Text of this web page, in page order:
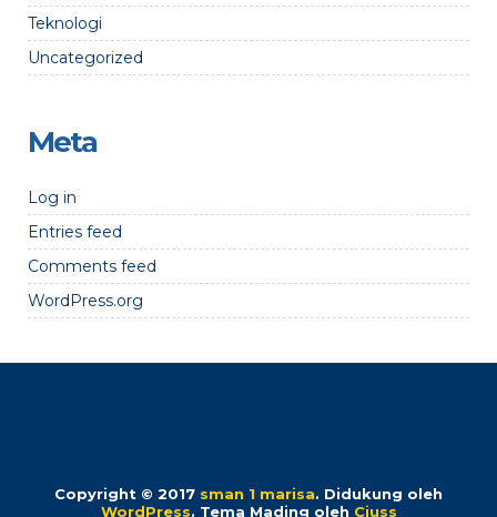
Teknologi
Uncategorized
Meta
Log in
Entries feed
Comments feed
WordPress.org
Copyright © 2017 sman 1 marisa. Didukung oleh
WordPress. Tema Mading oleh Ciuss